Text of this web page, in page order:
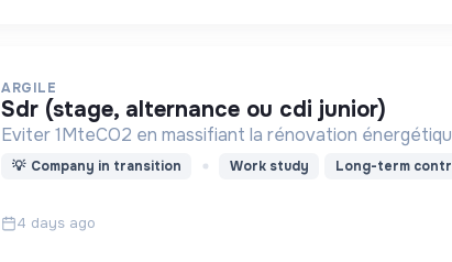
ARGILE
sdr (stage, alternance ou cdi junior)
Eviter 1MteCO2 en massifiant la rénovation
💡 Company in transition Work study Long-term
4 days ago